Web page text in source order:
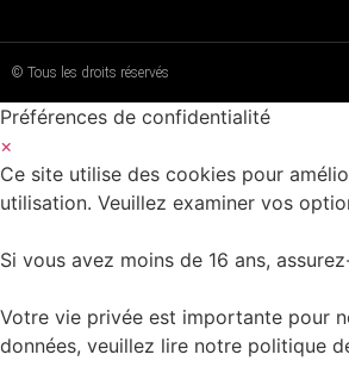
© Tous les droits réservés
Préférences de confidentialité
×
Ce site utilise des cookies pour
utilisation. Veuillez examiner vos
Si vous avez moins de 16 ans,
Votre vie privée est importante pour
données, veuillez lire notre politique